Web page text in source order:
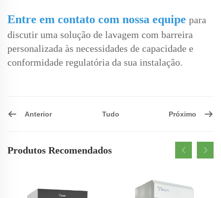
Entre em contato com nossa equipe para
discutir uma solução de lavagem com barreira
personalizada às necessidades de capacidade e
conformidade regulatória da sua instalação.
Anterior Tudo Próximo
Produtos Recomendados